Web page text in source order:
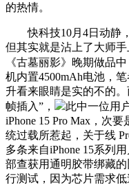
的热情。
快科技10月4日动静，
但其实就是沾上了大师
《古墓丽影》晚期做品
机内置4500mAh电池，
升看来眼睛是实的不的
帧插入”，
此中一位用
iPhone 15 Pro Max，次
统过载所惹起，关于线
多条来自iPhone 15系列
部查获用通明胶带绑藏
行测试，因为芯片需求低